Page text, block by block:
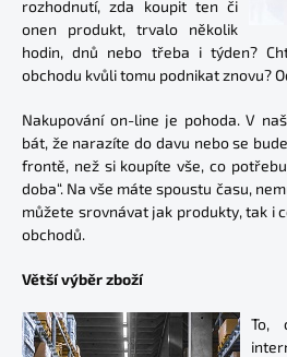
rozhodnutí, zda koupit ten či
onen produkt, trvalo několik
hodin, dnů nebo třeba i týden?
obchodu kvůli tomu podnikat znovu?
Nakupování on-line je pohoda. V
bát, že narazíte do davu nebo se
frontě, než si koupíte vše, co
doba“. Na vše máte spoustu času,
můžete srovnávat jak produkty, tak i
obchodů.
Větší výběr zboží
To,